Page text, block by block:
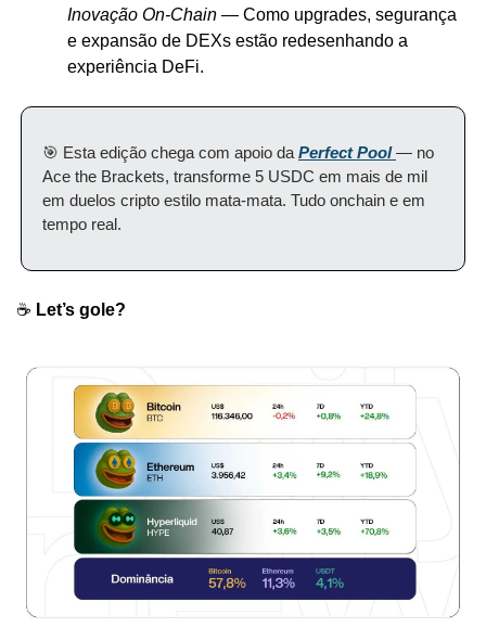
Inovação On-Chain — Como upgrades, segurança
e expansão de DEXs estão redesenhando a
experiência DeFi.
🎯 Esta edição chega com apoio da Perfect Pool — no
Ace the Brackets, transforme 5 USDC em mais de mil
em duelos cripto estilo mata-mata. Tudo onchain e em
tempo real.
☕️ Let’s gole?